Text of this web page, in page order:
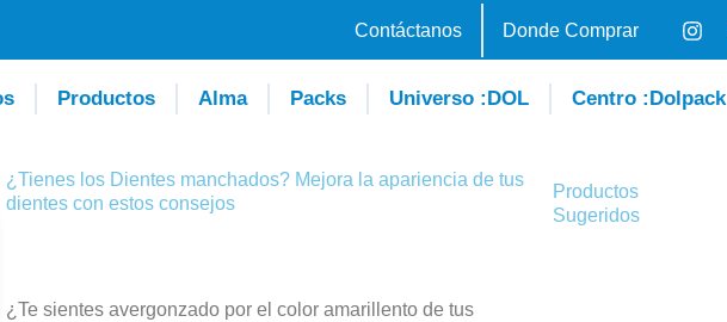
Contáctanos Donde Comprar
Productos Alma Packs Universo :DOL Centro :Dolpack
¿Tienes los Dientes manchados? Mejora la apariencia de tus
dientes con estos consejos
¿Te sientes avergonzado por el color amarillento de tus
Productos
Sugeridos